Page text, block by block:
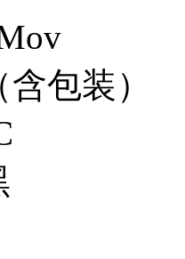
包装）